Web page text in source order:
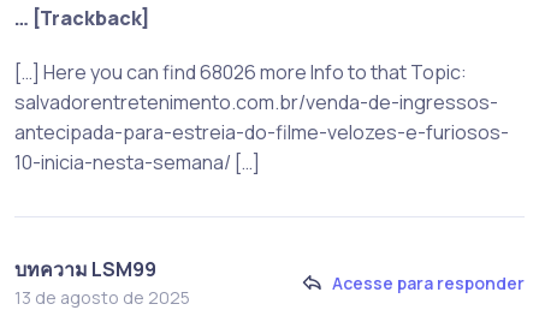
… [Trackback]
[…] Here you can find 68026 more Info to that Topic:
salvadorentretenimento.com.br/venda-de-ingressos-
antecipada-para-estreia-do-filme-velozes-e-furiosos-
10-inicia-nesta-semana/ […]
บทความ LSM99
13 de agosto de 2025
Acesse para responder